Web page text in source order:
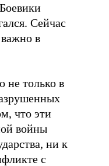
Сейчас
в
не только в
что эти
войны
ни к
с